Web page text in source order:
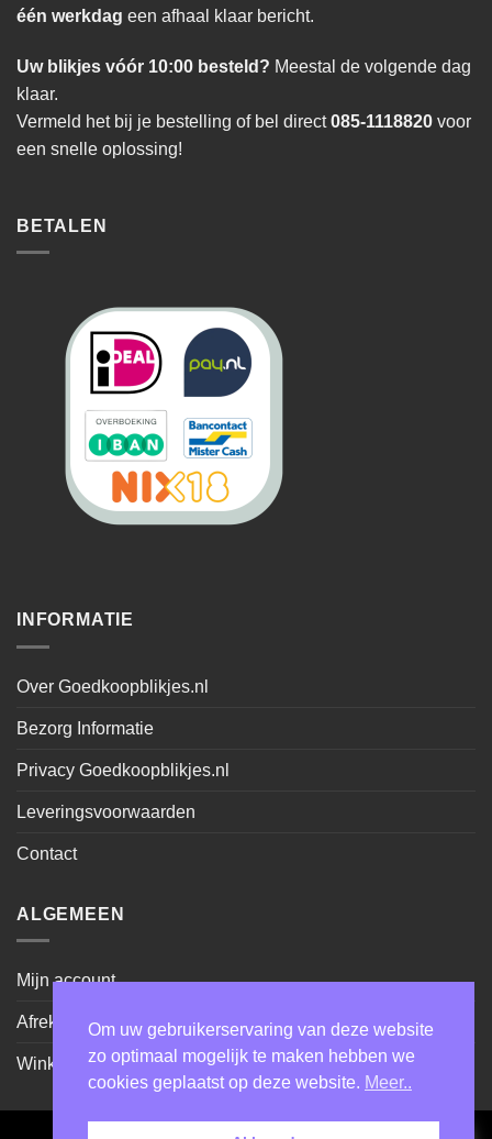
één werkdag een afhaal klaar bericht.
Uw blikjes vóór 10:00 besteld? Meestal de volgende dag
klaar.
Vermeld het bij je bestelling of bel direct085-1118820 voor
een snelle oplossing!
BETALEN
INFORMATIE
Over Goedkoopblikjes.nl
Bezorg Informatie
Privacy Goedkoopblikjes.nl
Leveringsvoorwaarden
Contact
ALGEMEEN
Mijn account
Afrekenen
Winkel
Om uw gebruikerservaring van deze website
zo optimaal mogelijk te maken hebben we
cookies geplaatst op deze website. Meer..